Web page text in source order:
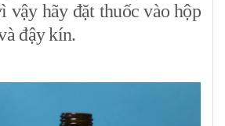
vậy hãy đặt thuốc vào hộp
đậy kín.